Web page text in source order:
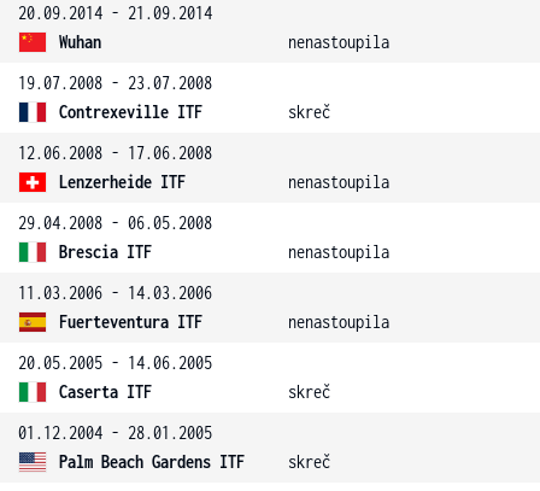
20.09.2014 - 21.09.2014
Wuhan
nenastoupila
19.07.2008 - 23.07.2008
Contrexeville ITF
skreč
12.06.2008 - 17.06.2008
Lenzerheide ITF
nenastoupila
29.04.2008 - 06.05.2008
Brescia ITF
nenastoupila
11.03.2006 - 14.03.2006
Fuerteventura ITF
nenastoupila
20.05.2005 - 14.06.2005
Caserta ITF
skreč
01.12.2004 - 28.01.2005
Palm Beach Gardens ITF
skreč